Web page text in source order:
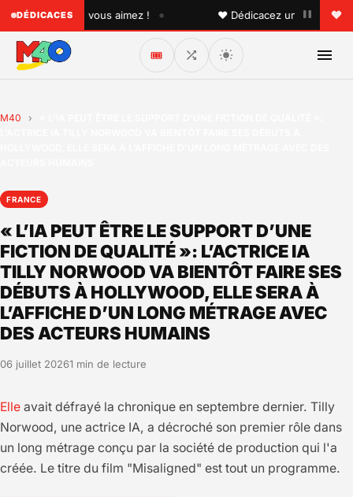
DÉDICACESque vous aimez ! • ♥ Dédicacez un titre à vos
🎟️
M40 ›
FRANCE
« L’IA PEUT ÊTRE LE SUPPORT D’UNE
FICTION DE QUALITÉ »: L’ACTRICE IA
TILLY NORWOOD VA BIENTÔT FAIRE SES
DÉBUTS À HOLLYWOOD, ELLE SERA À
L’AFFICHE D’UN LONG MÉTRAGE AVEC
DES ACTEURS HUMAINS
06 juillet 20261 min de lecture
Elle avait défrayé la chronique en septembre dernier. Tilly
Norwood, une actrice IA, a décroché son premier rôle dans
un long métrage conçu par la société de production qui l'a
créée. Le titre du film "Misaligned" est tout un programme.